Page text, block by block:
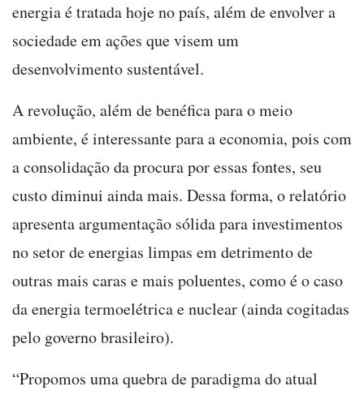
energia é tratada hoje no país, além de envolver a
sociedade em ações que visem um
desenvolvimento sustentável.
A revolução, além de benéfica para o meio
ambiente, é interessante para a economia, pois com
a consolidação da procura por essas fontes, seu
custo diminui ainda mais. Dessa forma, o relatório
apresenta argumentação sólida para investimentos
no setor de energias limpas em detrimento de
outras mais caras e mais poluentes, como é o caso
da energia termoelétrica e nuclear (ainda cogitadas
pelo governo brasileiro).
“Propomos uma quebra de paradigma do atual